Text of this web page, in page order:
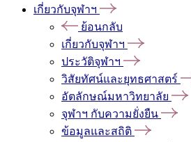
เกี่ยวกับจุฬาฯ
ย้อนกลับ
เกี่ยวกับจุฬาฯ
ประวัติจุฬาฯ
วิสัยทัศน์และยุทธศาสตร์
อัตลักษณ์มหาวิทยาลัย
จุฬาฯ กับความยั่งยืน
ข้อมูลและสถิติ